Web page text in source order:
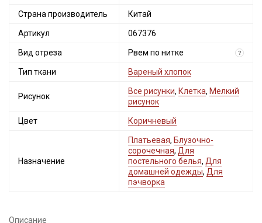
Страна производитель Китай
Артикул 067376
Вид отреза Рвем по нитке ?
Тип ткани Вареный хлопок
Рисунок
Все рисунки, Клетка, Мелкий
рисунок
Цвет Коричневый
Назначение
Платьевая, Блузочно-
сорочечная, Для
постельного белья, Для
домашней одежды, Для
пэчворка
Описание